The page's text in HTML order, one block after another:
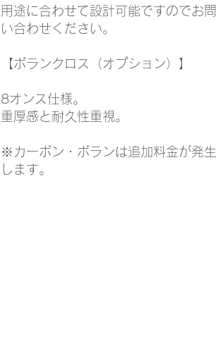
用途に合わせて設計可能ですのでお問
い合わせください。
【ボランクロス（オプション）】
8オンス仕様。
重厚感と耐久性重視。
※カーボン・ボランは追加料金が発生
します。